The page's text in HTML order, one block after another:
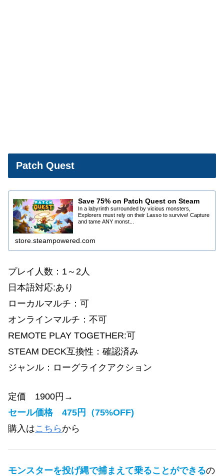
Patch Quest
Save 75% on Patch Quest on Steam
In a labyrinth surrounded by vicious monsters,
Explorers must rely on their Lasso to survive! Capture
and tame ANY monst...
store.steampowered.com
プレイ人数：1～2人
日本語対応:あ り
ローカルマルチ：可
オンラインマルチ：不可
REMOTE PLAY TOGETHER:可
STEAM DECK互換性：確認済み
ジャンル：ローグライクアクション
定価 1900円→
セール価格 475円（75%OFF)
購入はこちらから
モンスターを投げ縄で捕まえて乗ることができるの